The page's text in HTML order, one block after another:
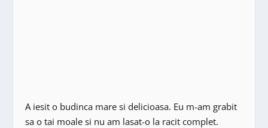
A iesit o budinca mare si delicioasa. Eu m-am grabit
sa o tai moale si nu am lasat-o la racit complet.